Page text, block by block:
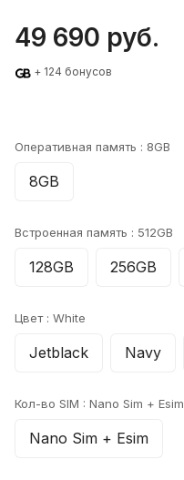
49 690 руб.
+ 124 бонусов
Оперативная память : 8GB
8GB
Встроенная память : 512GB
128GB 256GB
Цвет : White
Jetblack Navy
Кол-во SIM : Nano Sim + Esim
Nano Sim + Esim